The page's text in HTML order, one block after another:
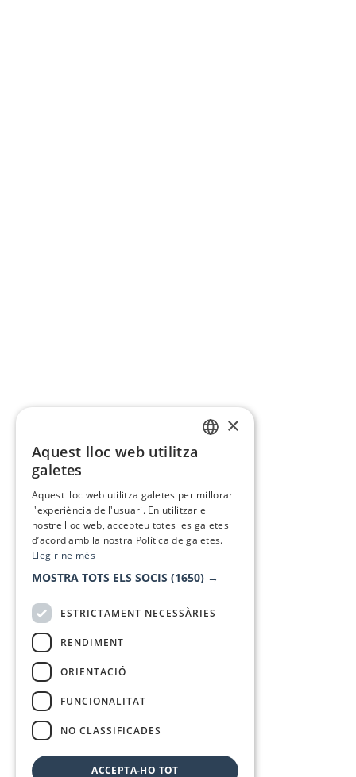
×
Aquest lloc web utilitza
galetes
Aquest lloc web utilitza galetes per millorar
l'experiència de l'usuari. En utilitzar el
nostre lloc web, accepteu totes les galetes
d’acord amb la nostra Política de galetes.
Llegir-ne més
MOSTRA TOTS ELS SOCIS (1650) →
ESTRICTAMENT NECESSÀRIES
RENDIMENT
ORIENTACIÓ
FUNCIONALITAT
NO CLASSIFICADES
ACCEPTA-HO TOT